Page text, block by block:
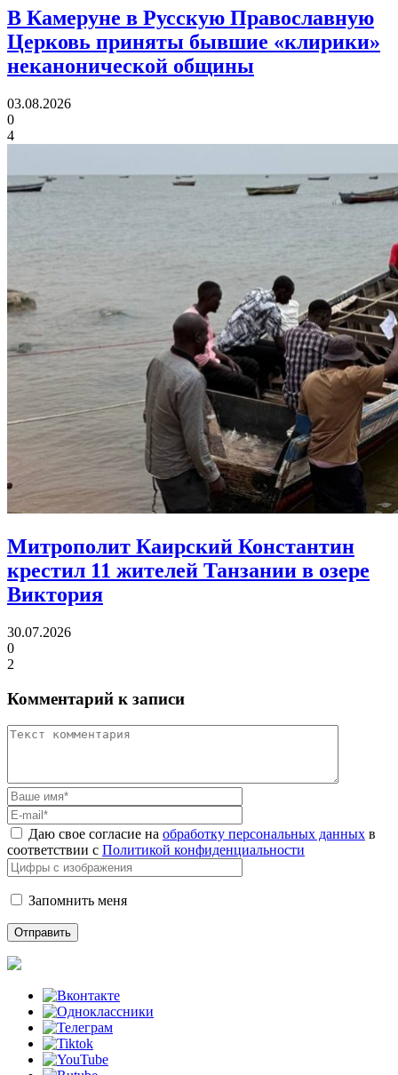
В Камеруне в Русскую Православную
Церковь приняты бывшие «клирики»
неканонической общины
03.08.2026
0
4
Митрополит Каирский Константин
крестил 11 жителей Танзании в озере
Виктория
30.07.2026
0
2
Комментарий к записи
Даю свое согласие на обработку персональных данных в
соответствии с Политикой конфиденциальности
Запомнить меня